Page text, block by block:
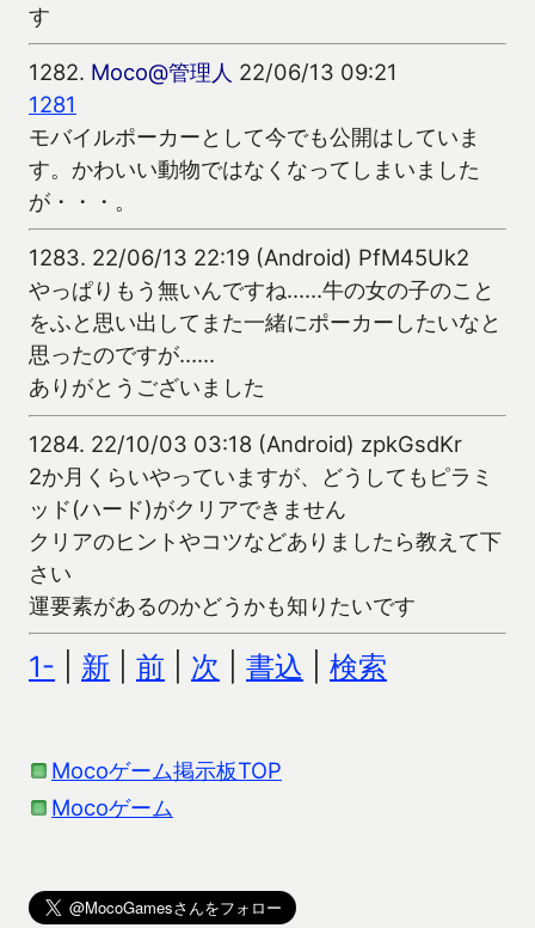
す
1282. Moco@管理人 22/06/13 09:21
1281
モバイルポーカーとして今でも公開はしていま
す。かわいい動物ではなくなってしまいました
が・・・。
1283. 22/06/13 22:19 (Android) PfM45Uk2
やっぱりもう無いんですね……牛の女の子のこと
をふと思い出してまた一緒にポーカーしたいなと
思ったのですが……
ありがとうございました
1284. 22/10/03 03:18 (Android) zpkGsdKr
2か月くらいやっていますが、どうしてもピラミ
ッド(ハード)がクリアできません
クリアのヒントやコツなどありましたら教えて下
さい
運要素があるのかどうかも知りたいです
1- 新 前 次 書込 検索
Mocoゲーム掲示板TOP
Mocoゲーム